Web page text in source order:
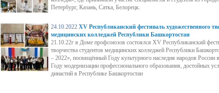
Петербург, Казань, Сатка, Белорецк.
24.10.2022 XV Республиканский фестиваль художественного
медицинских колледжей Республики Башкортостан
21.10.22г в Доме профсоюзов состоялся XV Республиканский
творчества студентов медицинских колледжей Республики
– 2022», посвящённый Году культурного наследия народов России
Году модернизации профессионального образования, достойных
династий в Республике Башкортостан